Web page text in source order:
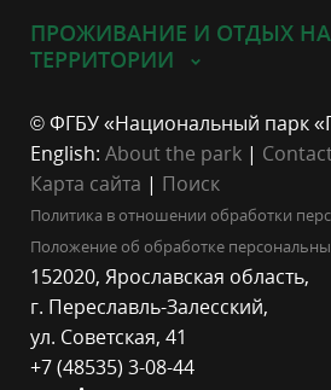
ПРОЖИВАНИЕ И ОТДЫХ НА
ТЕРРИТОРИИ
© ФГБУ «Национальный парк
English: About the park |
Карта сайта | Поиск
Политика в отношении обработки
Положение об обработке
152020, Ярославская область,
г. Переславль-Залесский,
ул. Советская, 41
+7 (48535) 3-08-44